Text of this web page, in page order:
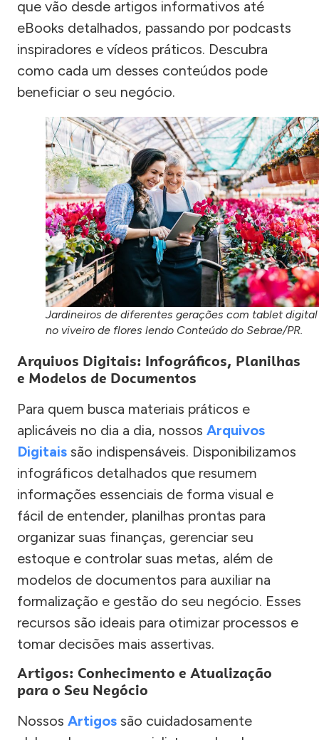
que vão desde artigos informativos até
eBooks detalhados, passando por podcasts
inspiradores e vídeos práticos. Descubra
como cada um desses conteúdos pode
beneficiar o seu negócio.
Jardineiros de diferentes gerações com tablet digital
no viveiro de flores lendo Conteúdo do Sebrae/PR.
Arquivos Digitais: Infográficos, Planilhas
e Modelos de Documentos
Para quem busca materiais práticos e
aplicáveis no dia a dia, nossos Arquivos
Digitais são indispensáveis. Disponibilizamos
infográficos detalhados que resumem
informações essenciais de forma visual e
fácil de entender, planilhas prontas para
organizar suas finanças, gerenciar seu
estoque e controlar suas metas, além de
modelos de documentos para auxiliar na
formalização e gestão do seu negócio. Esses
recursos são ideais para otimizar processos e
tomar decisões mais assertivas.
Artigos: Conhecimento e Atualização
para o Seu Negócio
Nossos Artigos são cuidadosamente